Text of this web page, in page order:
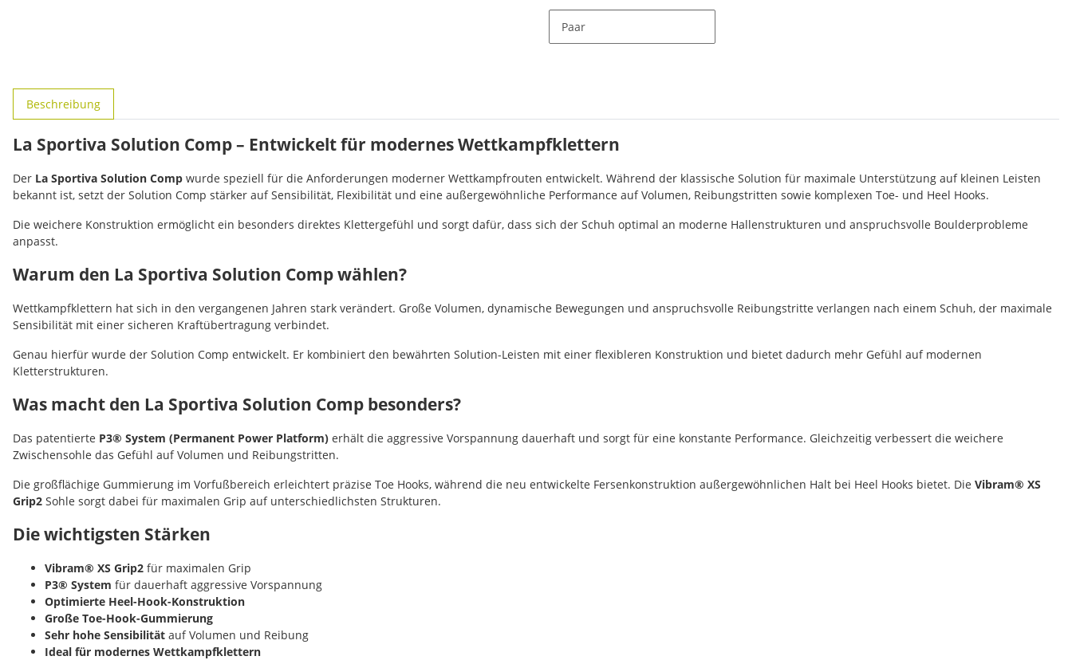
Paar
Beschreibung
La Sportiva Solution Comp – Entwickelt für modernes Wettkampfklettern
Der La Sportiva Solution Comp wurde speziell für die Anforderungen moderner Wettkampfrouten entwickelt. Während der klassische Solution für maximale Unterstützung auf kleinen Leisten
bekannt ist, setzt der Solution Comp stärker auf Sensibilität, Flexibilität und eine außergewöhnliche Performance auf Volumen, Reibungstritten sowie komplexen Toe- und Heel Hooks.
Die weichere Konstruktion ermöglicht ein besonders direktes Klettergefühl und sorgt dafür, dass sich der Schuh optimal an moderne Hallenstrukturen und anspruchsvolle Boulderprobleme
anpasst.
Warum den La Sportiva Solution Comp wählen?
Wettkampfklettern hat sich in den vergangenen Jahren stark verändert. Große Volumen, dynamische Bewegungen und anspruchsvolle Reibungstritte verlangen nach einem Schuh, der maximale
Sensibilität mit einer sicheren Kraftübertragung verbindet.
Genau hierfür wurde der Solution Comp entwickelt. Er kombiniert den bewährten Solution-Leisten mit einer flexibleren Konstruktion und bietet dadurch mehr Gefühl auf modernen
Kletterstrukturen.
Was macht den La Sportiva Solution Comp besonders?
Das patentierte P3® System (Permanent Power Platform) erhält die aggressive Vorspannung dauerhaft und sorgt für eine konstante Performance. Gleichzeitig verbessert die weichere
Zwischensohle das Gefühl auf Volumen und Reibungstritten.
Die großflächige Gummierung im Vorfußbereich erleichtert präzise Toe Hooks, während die neu entwickelte Fersenkonstruktion außergewöhnlichen Halt bei Heel Hooks bietet. Die Vibram® XS
Grip2 Sohle sorgt dabei für maximalen Grip auf unterschiedlichsten Strukturen.
Die wichtigsten Stärken
Vibram® XS Grip2 für maximalen Grip
P3® System für dauerhaft aggressive Vorspannung
Optimierte Heel-Hook-Konstruktion
Große Toe-Hook-Gummierung
Sehr hohe Sensibilität auf Volumen und Reibung
Ideal für modernes Wettkampfklettern